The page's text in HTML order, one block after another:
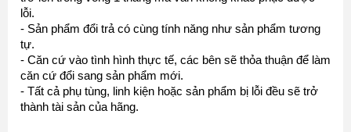
lỗi.
- Sản phẩm đổi trả có cùng tính năng như sản phẩm tương
tự.
- Căn cứ vào tình hình thực tế, các bên sẽ thỏa thuận để làm
căn cứ đổi sang sản phẩm mới.
- Tất cả phụ tùng, linh kiện hoặc sản phẩm bị lỗi đều sẽ trở
thành tài sản của hãng.